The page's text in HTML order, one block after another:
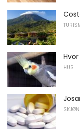
HUS